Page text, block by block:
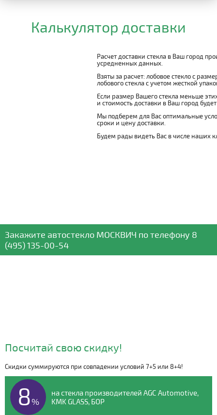
Калькулятор доставки
Расчет доставки стекла в Ваш город
усредненных данных.
Взяты за расчет: лобовое стекло с
лобового стекла с учетом жесткой
Если размер Вашего стекла меньше
и стоимость доставки в Ваш город
Мы подберем для Вас оптимальные
сроки и цену доставки.
Будем рады видеть Вас в числе наших
Закажите автостекло МОСКВИЧ по телефону 8
(495) 135-00-54
Видео о компании
Посчитай свою скидку!
Скидки суммируются при совпадении условий 7+5 или 8+4!
8%
на стекла производителей AGC Automotive,
KMK GLASS, БОР